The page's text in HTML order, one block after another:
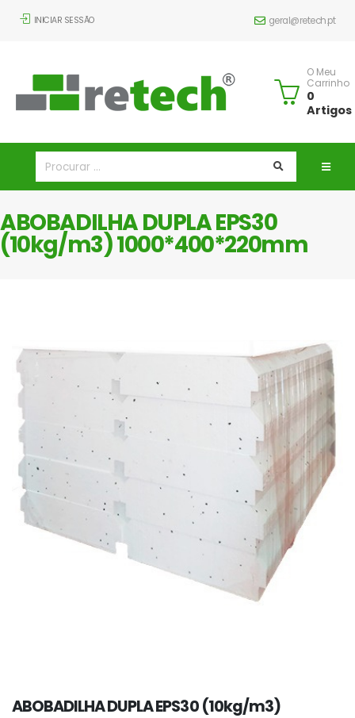
INICIAR SESSÃO geral@retech.pt
O Meu
Carrinho
0
Artigos
ABOBADILHA DUPLA EPS30
(10kg/m3) 1000*400*220mm
ABOBADILHA DUPLA EPS30 (10kg/m3)